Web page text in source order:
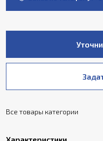
Все товары категории